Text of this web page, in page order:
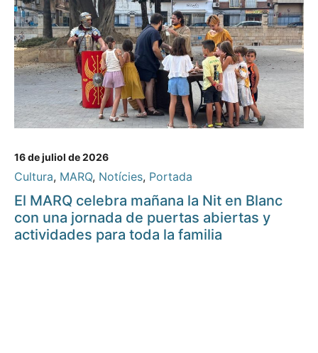
16 de juliol de 2026
Cultura, MARQ, Notícies, Portada
El MARQ celebra mañana la Nit en Blanc
con una jornada de puertas abiertas y
actividades para toda la familia